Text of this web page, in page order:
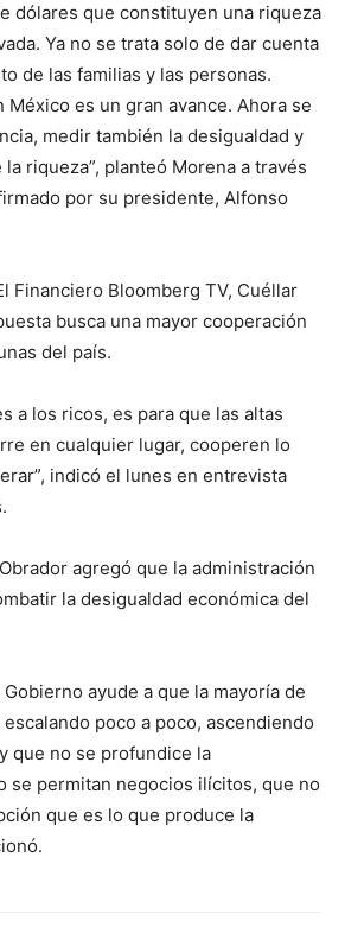
dólares que constituyen una riqueza
Ya no se trata solo de dar cuenta
de las familias y las personas.
México es un gran avance. Ahora se
medir también la desigualdad y
riqueza”, planteó Morena a través
por su presidente, Alfonso
Financiero Bloomberg TV, Cuéllar
busca una mayor cooperación
del país.
a los ricos, es para que las altas
en cualquier lugar, cooperen lo
indicó el lunes en entrevista
agregó que la administración
la desigualdad económica del
ayude a que la mayoría de
poco a poco, ascendiendo
que no se profundice la
se permitan negocios ilícitos, que no
que es lo que produce la